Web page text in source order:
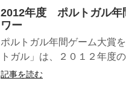
2012年度 ポルトガル年
ワー
ポルトガル年間ゲーム大賞
トガル」は、２０１２年度
記事を読む